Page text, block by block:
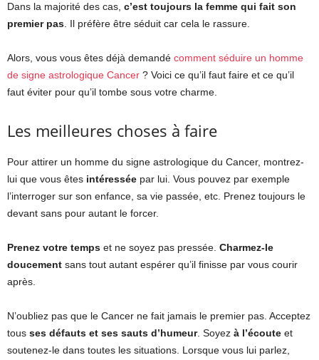
Dans la majorité des cas, c’est toujours la femme qui fait son
premier pas . Il préfère être séduit car cela le rassure.
Alors, vous vous êtes déjà demandé comment séduire un homme
de signe astrologique Cancer ? Voici ce qu’il faut faire et ce qu’il
faut éviter pour qu’il tombe sous votre charme.
Les meilleures choses à faire
Pour attirer un homme du signe astrologique du Cancer, montrez-
lui que vous êtes intéressée par lui. Vous pouvez par exemple
l’interroger sur son enfance, sa vie passée, etc. Prenez toujours le
devant sans pour autant le forcer.
Prenez votre temps et ne soyez pas pressée. Charmez-le
doucement sans tout autant espérer qu’il finisse par vous courir
après.
N’oubliez pas que le Cancer ne fait jamais le premier pas. Acceptez
tous ses défauts et ses sauts d’humeur. Soyez à l’écoute et
soutenez-le dans toutes les situations. Lorsque vous lui parlez,